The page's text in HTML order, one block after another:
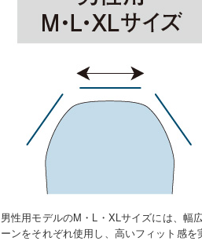
男性用モデルのM・L・XLサイズには、幅
ーンをそれぞれ使用し、高いフィット感を